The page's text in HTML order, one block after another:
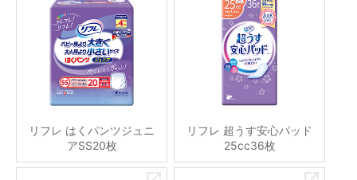
リフレ はくパンツジュニ
アSS20枚
リフレ 超うす安心パッド
25cc36枚